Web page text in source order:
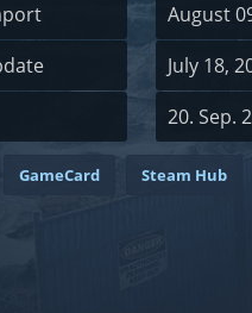
August
July 18,
20. Sep.
GameCard Steam Hub